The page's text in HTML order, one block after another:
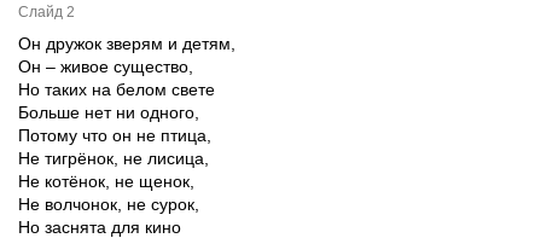
Слайд 2
Он дружок зверям и детям,
Он – живое существо,
Но таких на белом свете
Больше нет ни одного,
Потому что он не птица,
Не тигрёнок, не лисица,
Не котёнок, не щенок,
Не волчонок, не сурок,
Но заснята для кино